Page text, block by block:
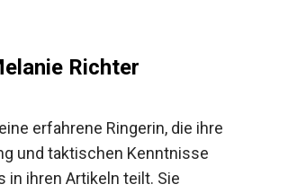
Richter
erfahrene Ringerin, die ihre
und taktischen Kenntnisse
in ihren Artikeln teilt. Sie